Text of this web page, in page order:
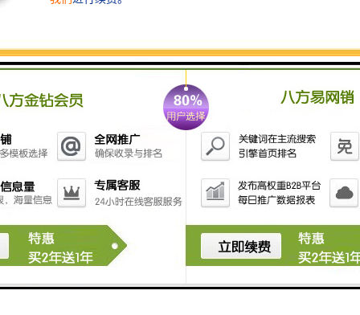
发明于19世纪的阻旋料位开关，是被普遍使用的料位开
关，主要用于固体颗粒和粉末物料物位测量与控制，在
现代工业生产过程和仓储部门有着的应用。
安装注意事项
在阻旋料位开关的使用过程中，为了达到安全可靠地效
果，安装阻旋料位开关需要注意以下几点：
1. 安装前，先要确认阻旋料位开关的型号是否满足现场